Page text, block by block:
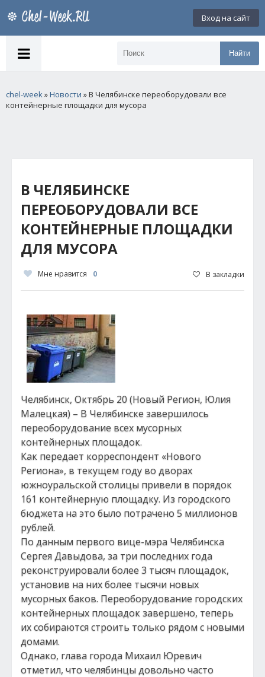
Вход на сайт
Найти
chel-week»Новости » В Челябинске переоборудовали все
контейнерные площадки для мусора
В ЧЕЛЯБИНСКЕ
ПЕРЕОБОРУДОВАЛИ ВСЕ
КОНТЕЙНЕРНЫЕ ПЛОЩАДКИ
ДЛЯ МУСОРА
Мне нравится 0 В закладки
Челябинск, Октябрь 20 (Новый Регион, Юлия
Малецкая) – В Челябинске завершилось
переоборудование всех мусорных
контейнерных площадок.
Как передает корреспондент «Нового
Региона», в текущем году во дворах
южноуральской столицы привели в порядок
161 контейнерную площадку. Из городского
бюджета на это было потрачено 5 миллионов
рублей.
По данным первого вице-мэра Челябинска
Сергея Давыдова, за три последних года
реконструировали более 3 тысяч площадок,
установив на них более тысячи новых
мусорных баков. Переоборудование городских
контейнерных площадок завершено, теперь
их собираются строить только рядом с новыми
домами.
Однако, глава города Михаил Юревич
отметил, что челябинцы довольно часто